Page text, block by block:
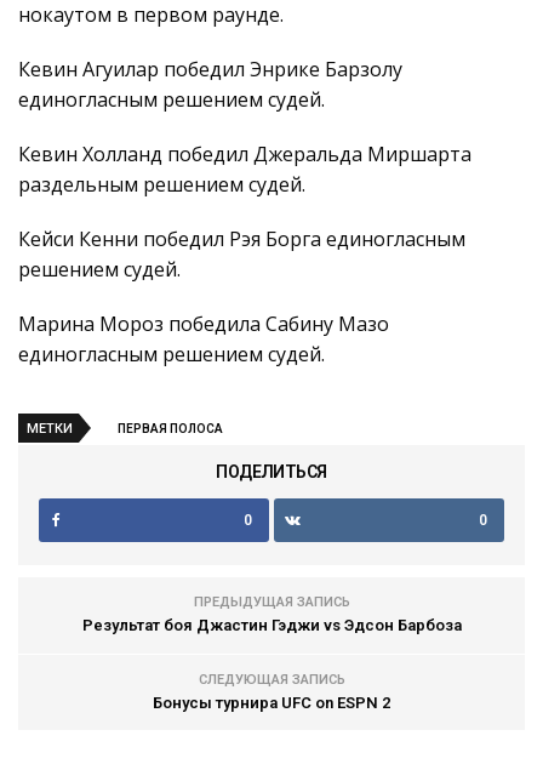
нокаутом в первом раунде.
Кевин Агуилар победил Энрике Барзолу
единогласным решением судей.
Кевин Холланд победил Джеральда Миршарта
раздельным решением судей.
Кейси Кенни победил Рэя Борга единогласным
решением судей.
Марина Мороз победила Сабину Мазо
единогласным решением судей.
МЕТКИ ПЕРВАЯ ПОЛОСА
ПОДЕЛИТЬСЯ
0 0
ПРЕДЫДУЩАЯ ЗАПИСЬ
Результат боя Джастин Гэджи vs Эдсон Барбоза
СЛЕДУЮЩАЯ ЗАПИСЬ
Бонусы турнира UFC on ESPN 2